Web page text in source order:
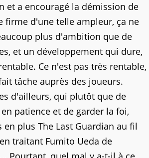
et a encouragé la démission de
firme d'une telle ampleur, ça ne
plus d'ambition que de
et un développement qui dure,
Ce n'est pas très rentable,
tâche auprès des joueurs.
d'ailleurs, qui plutôt que de
patience et de garder la foi,
plus The Last Guardian au fil
traitant Fumito Ueda de